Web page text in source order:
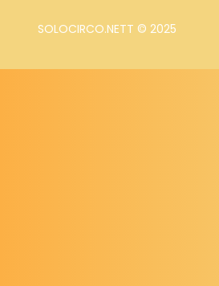
SOLOCIRCO.NETT © 2025